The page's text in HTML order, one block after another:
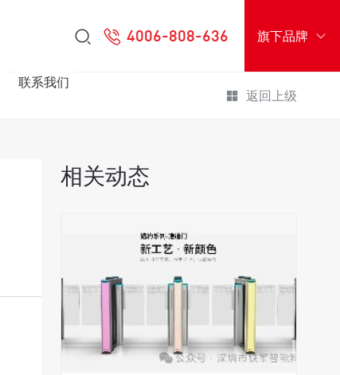
旗下品牌
4006-808-636
联系我们
返回上级
相关动态